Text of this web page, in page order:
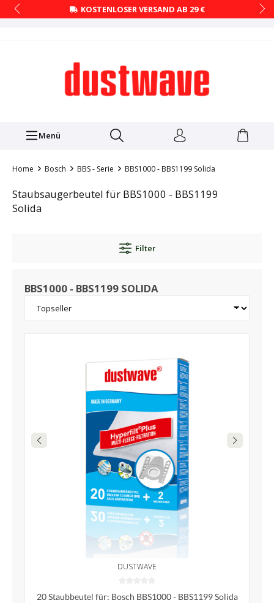
KOSTENLOSER VERSAND AB 29 €
Menü
Home Bosch BBS - Serie BBS1000 - BBS1199 Solida
Staubsaugerbeutel für BBS1000 - BBS1199
Solida
Filter
BBS1000 - BBS1199 SOLIDA
DUSTWAVE
20 Staubbeutel für: Bosch BBS1000 - BBS1199 Solida